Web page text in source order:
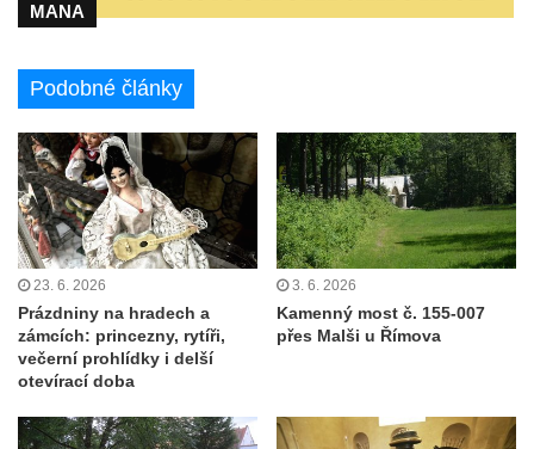
MANA
Podobné články
23. 6. 2026
Prázdniny na hradech a
zámcích: princezny, rytíři,
večerní prohlídky i delší
otevírací doba
3. 6. 2026
Kamenný most č. 155-007
přes Malši u Římova